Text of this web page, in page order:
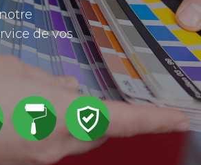
de vos